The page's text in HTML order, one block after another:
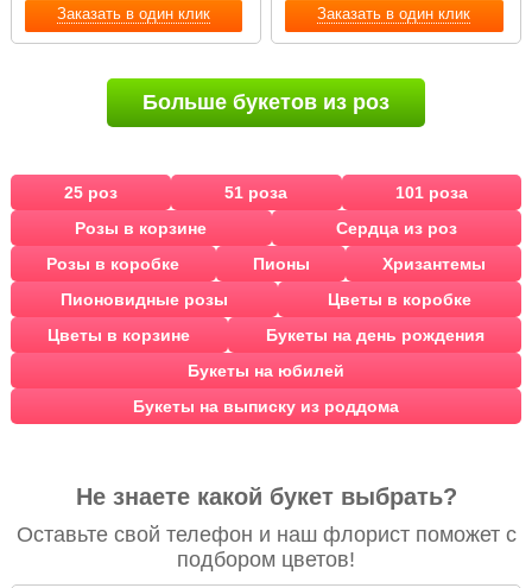
Заказать в один клик Заказать в один клик
Больше букетов из роз
25 роз 51 роза
101 роза
Розы в корзине
Сердца из роз
Розы в коробке
Пионы
Хризантемы
Пионовидные розы
Цветы в коробке
Цветы в корзине
Букеты на день рождения
Букеты на юбилей
Букеты на выписку из роддома
Не знаете какой букет выбрать?
Оставьте свой телефон и наш флорист поможет с
подбором цветов!